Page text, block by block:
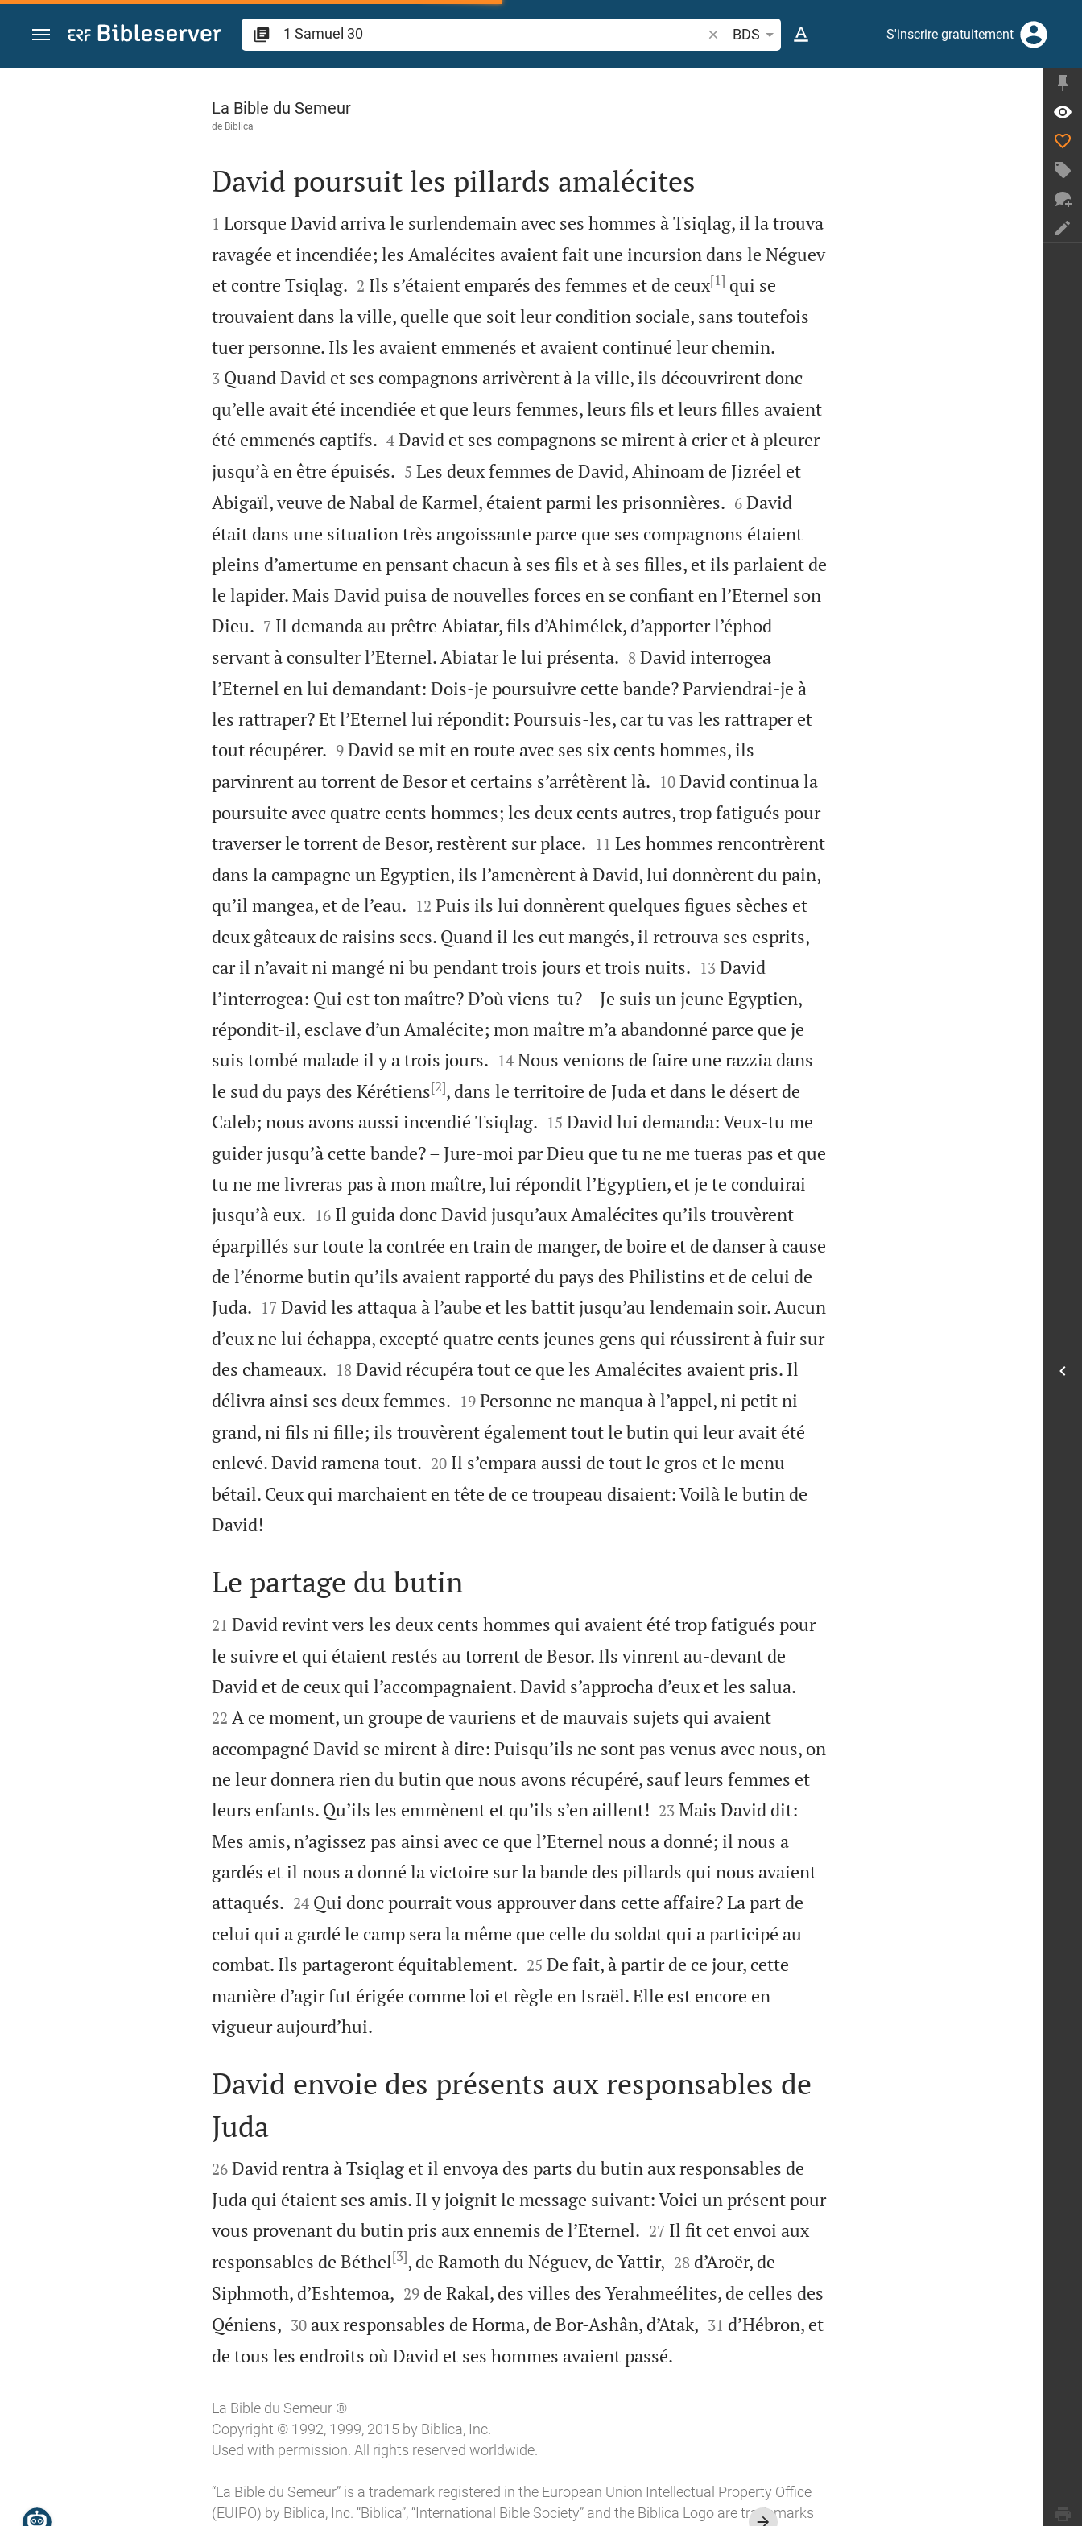
Aller vers contenu
Recherche d'un verset biblique ou mot
BDS S'inscrire gratuitement
1 Samuel 30
La Bible du Semeur
de Biblica

David poursuit les pillards amalécites

1 Lorsque David arriva le surlendemain avec ses hommes à Tsiqlag, il la trouva
ravagée et incendiée; les Amalécites avaient fait une incursion dans le Néguev
et contre Tsiqlag.
2 Ils s’étaient emparés des femmes et de ceux[1] qui se
trouvaient dans la ville, quelle que soit leur condition sociale, sans toutefois
tuer personne. Ils les avaient emmenés et avaient continué leur chemin.
3 Quand David et ses compagnons arrivèrent à la ville, ils découvrirent donc
qu’elle avait été incendiée et que leurs femmes, leurs fils et leurs filles avaient
été emmenés captifs.
4 David et ses compagnons se mirent à crier et à pleurer
jusqu’à en être épuisés.
5 Les deux femmes de David, Ahinoam de Jizréel et
Abigaïl, veuve de Nabal de Karmel, étaient parmi les prisonnières.
6 David
était dans une situation très angoissante parce que ses compagnons étaient
pleins d’amertume en pensant chacun à ses fils et à ses filles, et ils parlaient de
le lapider. Mais David puisa de nouvelles forces en se confiant en l’Eternel son
Dieu.
7 Il demanda au prêtre Abiatar, fils d’Ahimélek, d’apporter l’éphod
servant à consulter l’Eternel. Abiatar le lui présenta.
8 David interrogea
l’Eternel en lui demandant: Dois-je poursuivre cette bande? Parviendrai-je à
les rattraper? Et l’Eternel lui répondit: Poursuis-les, car tu vas les rattraper et
tout récupérer.
9 David se mit en route avec ses six cents hommes, ils
parvinrent au torrent de Besor et certains s’arrêtèrent là.
10 David continua la
poursuite avec quatre cents hommes; les deux cents autres, trop fatigués pour
traverser le torrent de Besor, restèrent sur place.
11 Les hommes rencontrèrent
dans la campagne un Egyptien, ils l’amenèrent à David, lui donnèrent du pain,
qu’il mangea, et de l’eau.
12 Puis ils lui donnèrent quelques figues sèches et
deux gâteaux de raisins secs. Quand il les eut mangés, il retrouva ses esprits,
car il n’avait ni mangé ni bu pendant trois jours et trois nuits.
13 David
l’interrogea: Qui est ton maître? D’où viens-tu? – Je suis un jeune Egyptien,
répondit-il, esclave d’un Amalécite; mon maître m’a abandonné parce que je
suis tombé malade il y a trois jours.
14 Nous venions de faire une razzia dans
le sud du pays des Kérétiens[2], dans le territoire de Juda et dans le désert de
Caleb; nous avons aussi incendié Tsiqlag.
15 David lui demanda: Veux-tu me
guider jusqu’à cette bande? – Jure-moi par Dieu que tu ne me tueras pas et que
tu ne me livreras pas à mon maître, lui répondit l’Egyptien, et je te conduirai
jusqu’à eux.
16 Il guida donc David jusqu’aux Amalécites qu’ils trouvèrent
éparpillés sur toute la contrée en train de manger, de boire et de danser à cause
de l’énorme butin qu’ils avaient rapporté du pays des Philistins et de celui de
Juda.
17 David les attaqua à l’aube et les battit jusqu’au lendemain soir. Aucun
d’eux ne lui échappa, excepté quatre cents jeunes gens qui réussirent à fuir sur
des chameaux.
18 David récupéra tout ce que les Amalécites avaient pris. Il
délivra ainsi ses deux femmes.
19 Personne ne manqua à l’appel, ni petit ni
grand, ni fils ni fille; ils trouvèrent également tout le butin qui leur avait été
enlevé. David ramena tout.
20 Il s’empara aussi de tout le gros et le menu
bétail. Ceux qui marchaient en tête de ce troupeau disaient: Voilà le butin de
David!

Le partage du butin

21 David revint vers les deux cents hommes qui avaient été trop fatigués pour
le suivre et qui étaient restés au torrent de Besor. Ils vinrent au-devant de
David et de ceux qui l’accompagnaient. David s’approcha d’eux et les salua.
22 A ce moment, un groupe de vauriens et de mauvais sujets qui avaient
accompagné David se mirent à dire: Puisqu’ils ne sont pas venus avec nous, on
ne leur donnera rien du butin que nous avons récupéré, sauf leurs femmes et
leurs enfants. Qu’ils les emmènent et qu’ils s’en aillent!
23 Mais David dit:
Mes amis, n’agissez pas ainsi avec ce que l’Eternel nous a donné; il nous a
gardés et il nous a donné la victoire sur la bande des pillards qui nous avaient
attaqués.
24 Qui donc pourrait vous approuver dans cette affaire? La part de
celui qui a gardé le camp sera la même que celle du soldat qui a participé au
combat. Ils partageront équitablement.
25 De fait, à partir de ce jour, cette
manière d’agir fut érigée comme loi et règle en Israël. Elle est encore en
vigueur aujourd’hui.

David envoie des présents aux responsables de
Juda

26 David rentra à Tsiqlag et il envoya des parts du butin aux responsables de
Juda qui étaient ses amis. Il y joignit le message suivant: Voici un présent pour
vous provenant du butin pris aux ennemis de l’Eternel.
27 Il fit cet envoi aux
responsables de Béthel[3], de Ramoth du Néguev, de Yattir, 

28 d’Aroër, de
Siphmoth, d’Eshtemoa, 

29 de Rakal, des villes des Yerahmeélites, de celles des
Qéniens, 

30 aux responsables de Horma, de Bor-Ashân, d’Atak, 

31 d’Hébron, et
de tous les endroits où David et ses hommes avaient passé.
La Bible du Semeur ®
Copyright © 1992, 1999, 2015 by Biblica, Inc.
Used with permission. All rights reserved worldwide.
“La Bible du Semeur” is a trademark registered in the European Union Intellectual Property Office
(EUIPO) by Biblica, Inc. “Biblica”, “International Bible Society” and the Biblica Logo are trademarks